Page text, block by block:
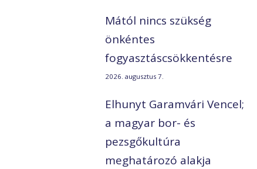
Mától nincs szükség
önkéntes
fogyasztáscsökkentésre
2026. augusztus 7.
Elhunyt Garamvári Vencel;
a magyar bor- és
pezsgőkultúra
meghatározó alakja